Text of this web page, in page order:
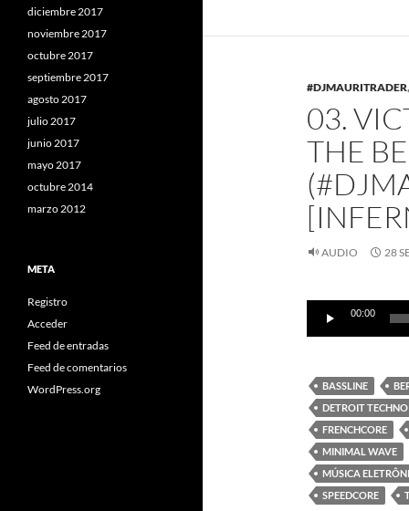
#DJMAURITRADER,
03.
THE
AUDIO 28
Reproductor
audio
00:00
BASSLINE
DETROIT TECHNO
FRENCHCORE
MINIMAL WAVE
MÚSICA
SPEEDCORE
diciembre 2017
noviembre 2017
octubre 2017
septiembre 2017
agosto 2017
julio 2017
junio 2017
mayo 2017
octubre 2014
marzo 2012
META
Registro
Acceder
Feed de entradas
Feed de comentarios
WordPress.org